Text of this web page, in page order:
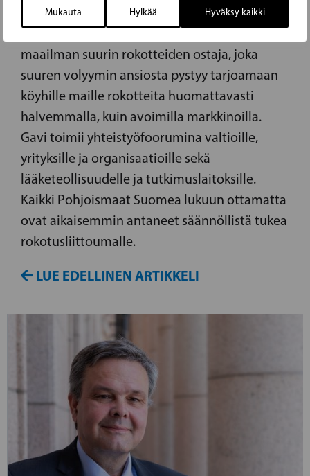
Mukauta Hylkää Hyväksy kaikki
rokotusliittoumalle Gaville osana
kehitysapubudjettia. Rokotusliittouma on
maailman suurin rokotteiden ostaja, joka
suuren volyymin ansiosta pystyy tarjoamaan
köyhille maille rokotteita huomattavasti
halvemmalla, kuin avoimilla markkinoilla.
Gavi toimii yhteistyöfoorumina valtioille,
yrityksille ja organisaatioille sekä
lääketeollisuudelle ja tutkimuslaitoksille.
Kaikki Pohjoismaat Suomea lukuun ottamatta
ovat aikaisemmin antaneet säännöllistä tukea
rokotusliittoumalle.
LUE EDELLINEN ARTIKKELI